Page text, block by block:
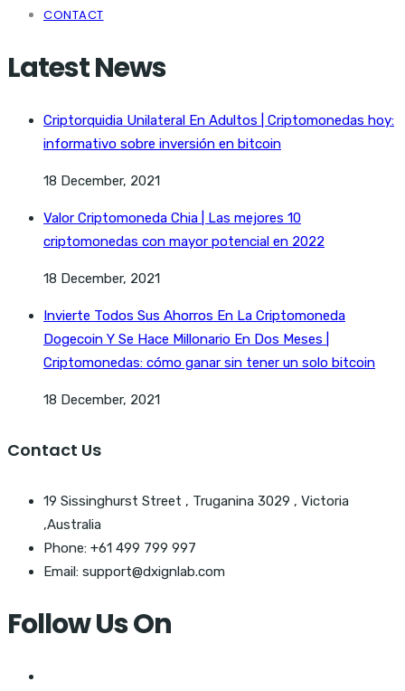
CONTACT
Latest News
Criptorquidia Unilateral En Adultos | Criptomonedas hoy:
informativo sobre inversión en bitcoin
18 December, 2021
Valor Criptomoneda Chia | Las mejores 10
criptomonedas con mayor potencial en 2022
18 December, 2021
Invierte Todos Sus Ahorros En La Criptomoneda
Dogecoin Y Se Hace Millonario En Dos Meses |
Criptomonedas: cómo ganar sin tener un solo bitcoin
18 December, 2021
Contact Us
19 Sissinghurst Street , Truganina 3029 , Victoria
,Australia
Phone: +61 499 799 997
Email: support@dxignlab.com
Follow Us On